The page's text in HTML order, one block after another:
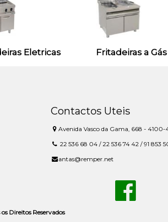
Eletricas Fritadeiras a Gás
Contactos Uteis
Avenida Vasco da Gama, 668 - 4100-
22 536 68 04 / 22 536 74 42 / 91 853
antas@remper.net
os Direitos Reservados